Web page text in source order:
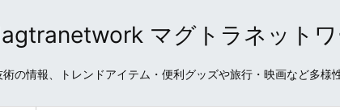
マグトラネットワ
の情報、トレンドアイテム・便利グッズや旅行・映画など多様